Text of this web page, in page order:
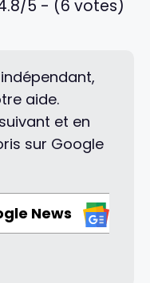
5 - (6 votes)
aide.
et en
sur Google
News